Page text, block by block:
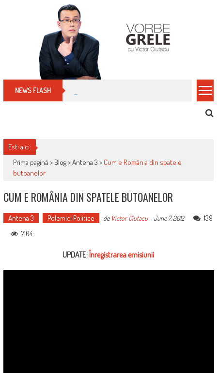
NEWS FLASH Cum îți schimbi, rapid, gratuit și eficient,
Esti aici:
Prima pagină > Blog>Antena 3 > Cum e România din spatele
butoanelor
CUM E ROMÂNIA DIN SPATELE BUTOANELOR
Antena 3 Polemici Politice de Victor Ciutacu-June 7, 2012
139
7104
UPDATE: Înregistrarea emisiunii